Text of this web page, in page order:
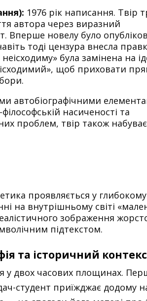
1976 рік написання. Твір
автора через виразний
Вперше новелу було
тоді цензура внесла
була замінена на
щоб приховати
автобіографічними
насиченості та
проблем, твір також
проявляється у глибокому
на внутрішньому світі
зображення
підтекстом.
та історичний
у двох часових площинах.
студент приїжджає додому